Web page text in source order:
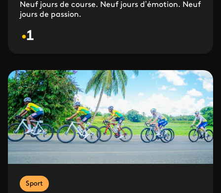
Neuf jours de course. Neuf jours d’émotion. Neuf
jours de passion.
Sport